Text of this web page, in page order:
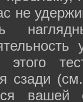
не
сзади
вашей